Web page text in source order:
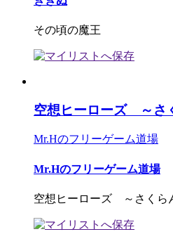
その頃の魔王
空想ヒーローズ ～さ
Mr.Hのフリーゲーム道場
Mr.Hのフリーゲーム道場
空想ヒーローズ ～さくら